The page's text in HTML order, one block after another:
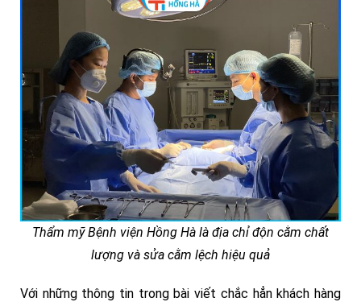
Thẩm mỹ Bệnh viện Hồng Hà là địa chỉ độn cằm chất
lượng và sửa cằm lệch hiệu quả
Với những thông tin trong bài viết chắc hẳn khách hàng